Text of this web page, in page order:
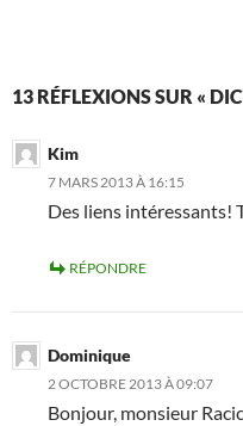
13 RÉFLEXIONS SUR «
Kim
7 MARS 2013 À 16:15
Des liens intéressants!
RÉPONDRE
Dominique
2 OCTOBRE 2013 À 09:07
Bonjour, monsieur